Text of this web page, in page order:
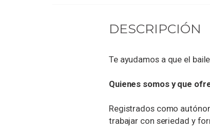
DESCRIPCIÓN
Te ayudamos a que el
Quienes somos y que
Registrados como
trabajar con seriedad y